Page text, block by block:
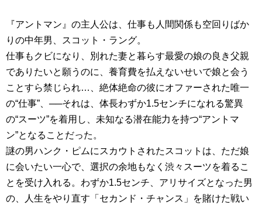
『アントマン』の主人公は、仕事も人間関係も空回りばか
りの中年男、スコット・ラング。
仕事もクビになり、別れた妻と暮らす最愛の娘の良き父親
でありたいと願うのに、養育費を払えないせいで娘と会う
ことすら禁じられ…、絶体絶命の彼にオファーされた唯一
の“仕事”、──それは、体長わずか1.5センチになれる驚異
の“スーツ”を着用し、未知なる潜在能力を持つ“アントマ
ン”となることだった。
謎の男ハンク・ピムにスカウトされたスコットは、ただ娘
に会いたい一心で、選択の余地もなく渋々スーツを着るこ
とを受け入れる。わずか1.5センチ、アリサイズとなった男
の、人生をやり直す「セカンド・チャンス」を賭けた戦い